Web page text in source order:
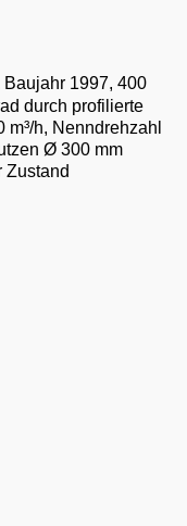
Baujahr 1997, 400
durch profilierte
h, Nenndrehzahl
Ø 300 mm
Zustand